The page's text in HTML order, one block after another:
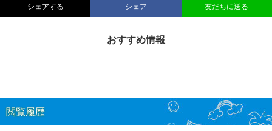
シェアする シェア 友だちに送る
おすすめ情報
閲覧履歴